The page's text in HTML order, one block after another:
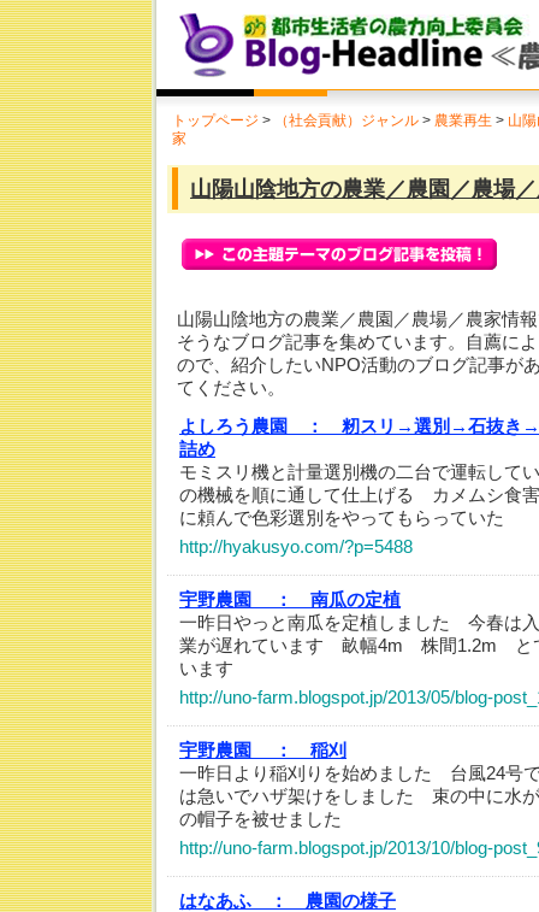
トップページ > （社会貢献）ジャンル > 農業再生 > 山
家
山陽山陰地方の農業／農園／農場
山陽山陰地方の農業／農園／農場／農家情
そうなブログ記事を集めています。自薦に
ので、紹介したいNPO活動のブログ記事が
てください。
よしろう農園 ：
籾スリ→選別→石抜き
詰め
モミスリ機と計量選別機の二台で運転して
の機械を順に通して仕上げる カメムシ食
に頼んで色彩選別をやってもらっていた
http://hyakusyo.com/?p=5488
宇野農園 ：
南瓜の定植
一昨日やっと南瓜を定植しました 今春は
業が遅れています 畝幅4m 株間1.2m と
います
http://uno-farm.blogspot.jp/2013/05/blog-
宇野農園 ：
稲刈
一昨日より稲刈りを始めました 台風24号
は急いでハザ架けをしました 束の中に水
の帽子を被せました
http://uno-farm.blogspot.jp/2013/10/blog-
はなあふ ：
農園の様子